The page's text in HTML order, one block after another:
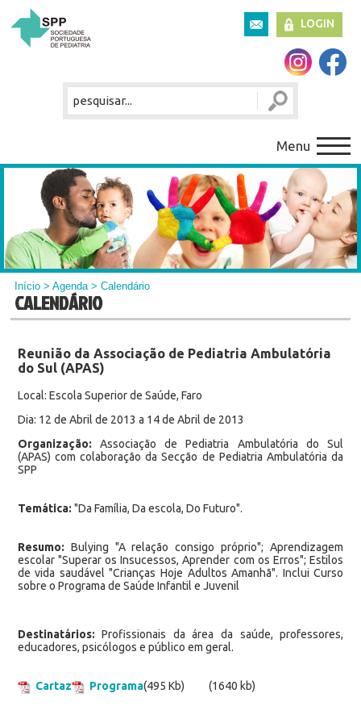
LOGIN
Menu
Início >Agenda> Calendário
CALENDÁRIO
Reunião da Associação de Pediatria Ambulatória
do Sul (APAS)
Local: Escola Superior de Saúde, Faro
Dia: 12 de Abril de 2013 a 14 de Abril de 2013
Organização: Associação de Pediatria Ambulatória do Sul
(APAS) com colaboração da Secção de Pediatria Ambulatória da
SPP
Temática: "Da Família, Da escola, Do Futuro".
Resumo: Bulying "A relação consigo próprio"; Aprendizagem
escolar "Superar os Insucessos, Aprender com os Erros"; Estilos
de vida saudável "Crianças Hoje Adultos Amanhã". Inclui Curso
sobre o Programa de Saúde Infantil e Juvenil
Destinatários: Profissionais da área da saúde, professores,
educadores, psicólogos e público em geral.
Cartaz (495 Kb)
Programa (1640 kb)